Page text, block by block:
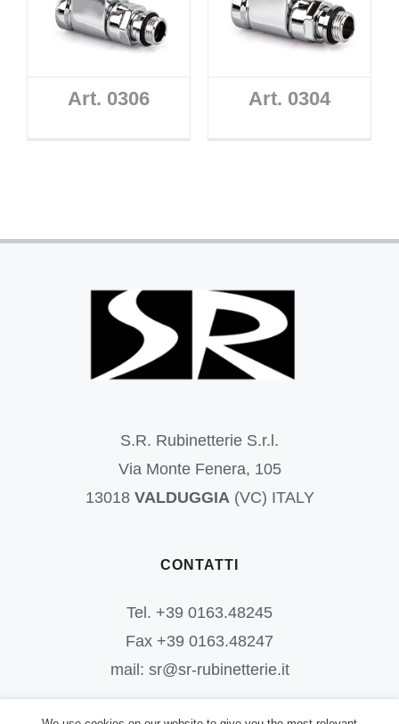
Art. 0306 Art. 0304
S.R. Rubinetterie S.r.l.
Via Monte Fenera, 105
13018 VALDUGGIA(VC) ITALY
CONTATTI
Tel. +39 0163.48245
Fax +39 0163.48247
mail: sr@sr-rubinetterie.it